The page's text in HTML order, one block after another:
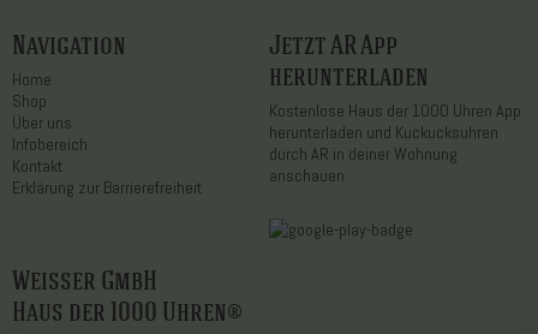
Navigation
Home
Shop
Über uns
Infobereich
Kontakt
Erklärung zur Barrierefreiheit
Jetzt AR App
herunterladen
Kostenlose Haus der 1000 Uhren App
herunterladen und Kuckucksuhren
durch AR in deiner Wohnung
anschauen
Weisser GmbH
Haus der 1000 Uhren®